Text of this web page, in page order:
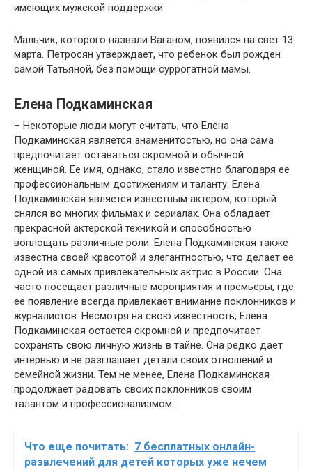
имеющих мужской поддержки
Мальчик, которого назвали Ваганом, появился на свет 13
марта. Петросян утверждает, что ребенок был рожден
самой Татьяной, без помощи суррогатной мамы.
Елена Подкаминская
– Некоторые люди могут считать, что Елена
Подкаминская является знаменитостью, но она сама
предпочитает оставаться скромной и обычной
женщиной. Ее имя, однако, стало известно благодаря ее
профессиональным достижениям и таланту. Елена
Подкаминская является известным актером, который
снялся во многих фильмах и сериалах. Она обладает
прекрасной актерской техникой и способностью
воплощать различные роли. Елена Подкаминская также
известна своей красотой и элегантностью, что делает ее
одной из самых привлекательных актрис в России. Она
часто посещает различные мероприятия и премьеры, где
ее появление всегда привлекает внимание поклонников и
журналистов. Несмотря на свою известность, Елена
Подкаминская остается скромной и предпочитает
сохранять свою личную жизнь в тайне. Она редко дает
интервью и не разглашает детали своих отношений и
семейной жизни. Тем не менее, Елена Подкаминская
продолжает радовать своих поклонников своим
талантом и профессионализмом.
Что еще почитать: 7 бесплатных онлайн-
развлечений для детей которых уже нечем